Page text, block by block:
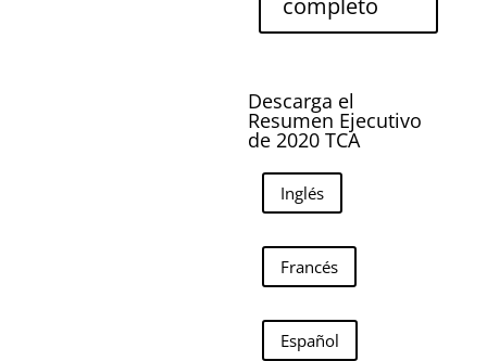
completo
Descarga el
Resumen Ejecutivo
de 2020 TCA
Inglés
Francés
Español